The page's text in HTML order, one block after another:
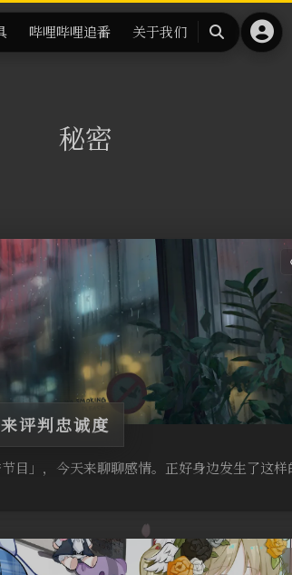
哔哩哔哩追番 关于我们 搜
秘密
评判忠诚度
目」，今天来聊聊感情。正好身边发生了这